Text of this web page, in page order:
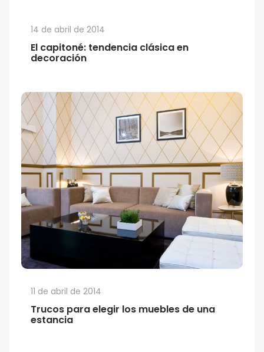
El capitoné: tendencia clásica en
decoración
14 de abril de 2014
Trucos para elegir los muebles de una
estancia
11 de abril de 2014